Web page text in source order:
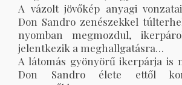
A vázolt jövőkép anyagi
Don Sandro zenészekkel
nyomban megmozdul,
jelentkezik a meghallgatásra…
A látomás gyönyörű ikerpárja is
Don Sandro élete ettől